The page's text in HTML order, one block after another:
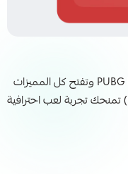
لو تبغى تحكم اللعبة بالكامل داخل PUBG Mobile وتفتح كل المميزات
بدون أي قيود. باقة 40500 شدة ببجي (UC) تمنحك تجربة لعب احترافية